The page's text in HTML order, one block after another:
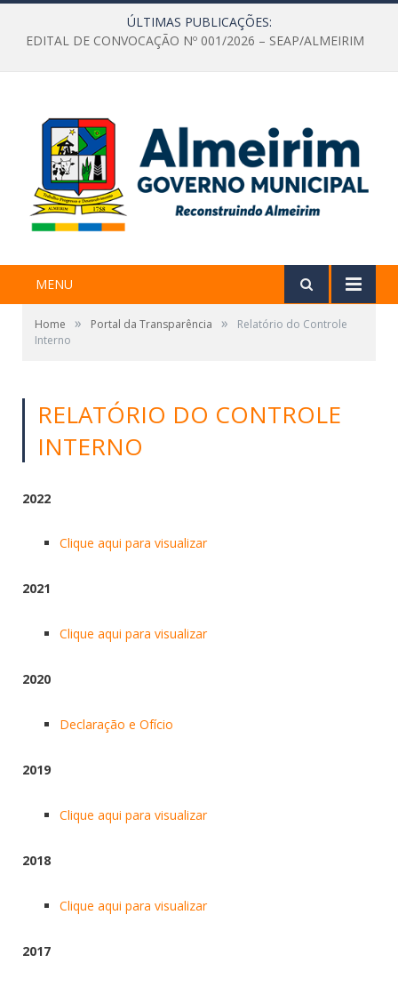
ÚLTIMAS PUBLICAÇÕES:
EDITAL DE CONVOCAÇÃO Nº 001/2026 – SEAP/ALMEIRIM
MENU
Home » Portal da Transparência »
Relatório do Controle
Interno
RELATÓRIO DO CONTROLE
INTERNO
2022
Clique aqui para visualizar
2021
Clique aqui para visualizar
2020
Declaração e Ofício
2019
Clique aqui para visualizar
2018
Clique aqui para visualizar
2017